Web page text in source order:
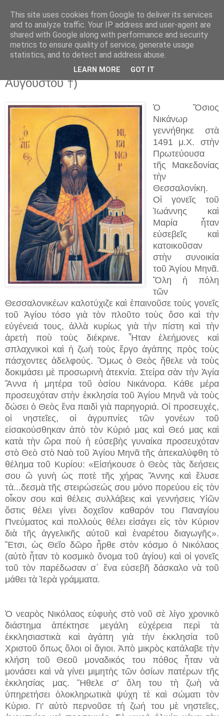
7 Αυγ 2023
Ὅσιος Νικάνωρ ὁ θαυματουργὸς (7
Αὐγούστου †)
Ὁ Ὅσιος
Νικάνωρ
γεννήθηκε στὰ
1491 μ.Χ. στὴν
Πρωτεύουσα
τῆς Μακεδονίας
τὴν
Θεσσαλονίκη.
Οἱ γονεῖς τοῦ
Ἰωάννης καὶ
Μαρία ἦταν
εὐσεβεῖς καὶ
κατοικοῦσαν
στὴν συνοικία
τοῦ Ἁγίου Μηνᾶ.
Ὅλη ἡ πόλη
τῶν
Θεσσαλονικέων καλοτύχιζε καὶ ἐπαινοῦσε τοὺς γονεῖς
τοῦ Ἁγίου τόσο γιὰ τὸν πλοῦτο τοὺς ὅσο καὶ τὴν
εὐγένειά τους, ἀλλὰ κυρίως γιὰ τὴν πίστη καὶ τὴν
ἀρετὴ ποὺ τοὺς διέκρινε. Ἦταν ἐλεήμονες καὶ
σπλαχνικοὶ καὶ ἡ ζωὴ τοὺς ἔργο ἀγάπης πρὸς τοὺς
πάσχοντες ἀδελφούς. Ὅμως ὁ Θεὸς ἤθελε νὰ τοὺς
δοκιμάσει μὲ προσωρινὴ ἀτεκνία. Στείρα σὰν τὴν Ἁγία
Ἄννα ἡ μητέρα τοῦ ὁσίου Νικάνορα. Κάθε μέρα
προσευχόταν στὴν ἐκκλησία τοῦ Ἁγίου Μηνᾶ νὰ τοὺς
δώσει ὁ Θεὸς ἕνα παιδὶ γιὰ παρηγοριά. Οἱ προσευχές,
οἱ νηστεῖες, οἱ ἀγρυπνίες τῶν γονέων τοῦ
εἰσακούσθηκαν ἀπὸ τὸν Κύριό μας καὶ Θεό μας καὶ
κατὰ τὴν ὥρα ποὺ ἡ εὐσεβὴς γυναίκα προσευχόταν
στὸ Θεὸ στὸ Ναὸ τοῦ Ἁγίου Μηνᾶ τῆς ἀπεκαλύφθη τὸ
θέλημα τοῦ Κυρίου: «Εἰσήκουσε ὁ Θεὸς τὰς δεήσεις
σου ὢ γυνὴ ὡς ποτὲ τῆς χήρας Ἄννης καὶ ἔλυσε
τὰ...δεσμὰ τῆς στειρώσεώς σου μόνο πορεύου εἰς τὸν
οἶκον σου καὶ θέλεις συλλάβεις καὶ γεννήσεις Υἱῶν
ὅστις θέλει γίνει δοχεῖον καθαρόν του Παναγίου
Πνεύματος καὶ πολλοὺς θέλει εἰσάγει εἰς τὸν Κύριον
διὰ τῆς ἀγγελικῆς αὐτοῦ καὶ ἐναρέτου διαγωγῆς».
Ἔτσι, ὡς Θεῖο δῶρο ἦρθε στὸν κόσμο ὁ Νικόλαος
(αὐτὸ ἦταν τὸ κοσμικὸ ὄνομα τοῦ ἁγίου) καὶ οἱ γονεῖς
τοῦ τὸν παρέδωσαν σ΄ ἕνα εὐσεβῆ δάσκαλο νὰ τοῦ
μάθει τὰ Ἱερὰ γράμματα.
Ὁ νεαρὸς Νικόλαος εὐφυὴς στὸ νοῦ σὲ λίγο χρονικὸ
διάστημα ἀπέκτησε μεγάλη εὐχέρεια περὶ τὰ
ἐκκλησιαστικὰ καὶ ἀγάπη γιὰ τὴν ἐκκλησία τοῦ
Χριστοῦ ὅπως ὅλοι οἱ ἅγιοι. Ἀπὸ μικρὸς κατάλαβε τὴν
κλήση τοῦ Θεοῦ μοναδικός του πόθος ἦταν νὰ
μονάσει καὶ νὰ γίνει μιμητὴς τῶν ὁσίων πατέρων τῆς
ἐκκλησίας μας. Ἤθελε σ' ὅλη του τὴ ζωὴ νὰ
ὑπηρετήσει ὁλοκληρωτικὰ ψύχη τὲ καὶ σώματι τὸν
Κύριο. Γι' αὐτὸ περνοῦσε τὴ ζωή του μὲ νηστεῖες,
This site uses cookies from Google to deliver its services
and to analyze traffic. Your IP address and user-agent are
shared with Google along with performance and security
metrics to ensure quality of service, generate usage
statistics, and to detect and address abuse.
LEARN MORE GOT IT